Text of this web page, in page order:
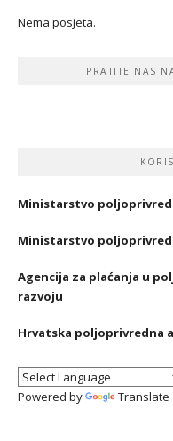
Nema posjeta.
PRATITE NAS
Ministarstvo
Ministarstvo
Agencija za plaćanja u
razvoju
Hrvatska poljoprivredna
Powered by Translate